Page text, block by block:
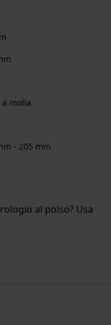
a molla
- 205 mm
al polso? Usa